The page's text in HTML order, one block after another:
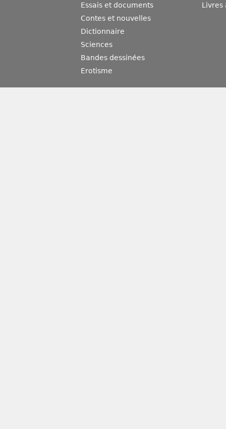
Essais et documents
Contes et nouvelles
Dictionnaire
Sciences
Bandes dessinées
Erotisme
Livres